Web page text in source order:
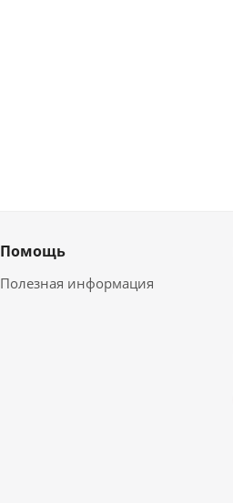
Помощь
Полезная информация